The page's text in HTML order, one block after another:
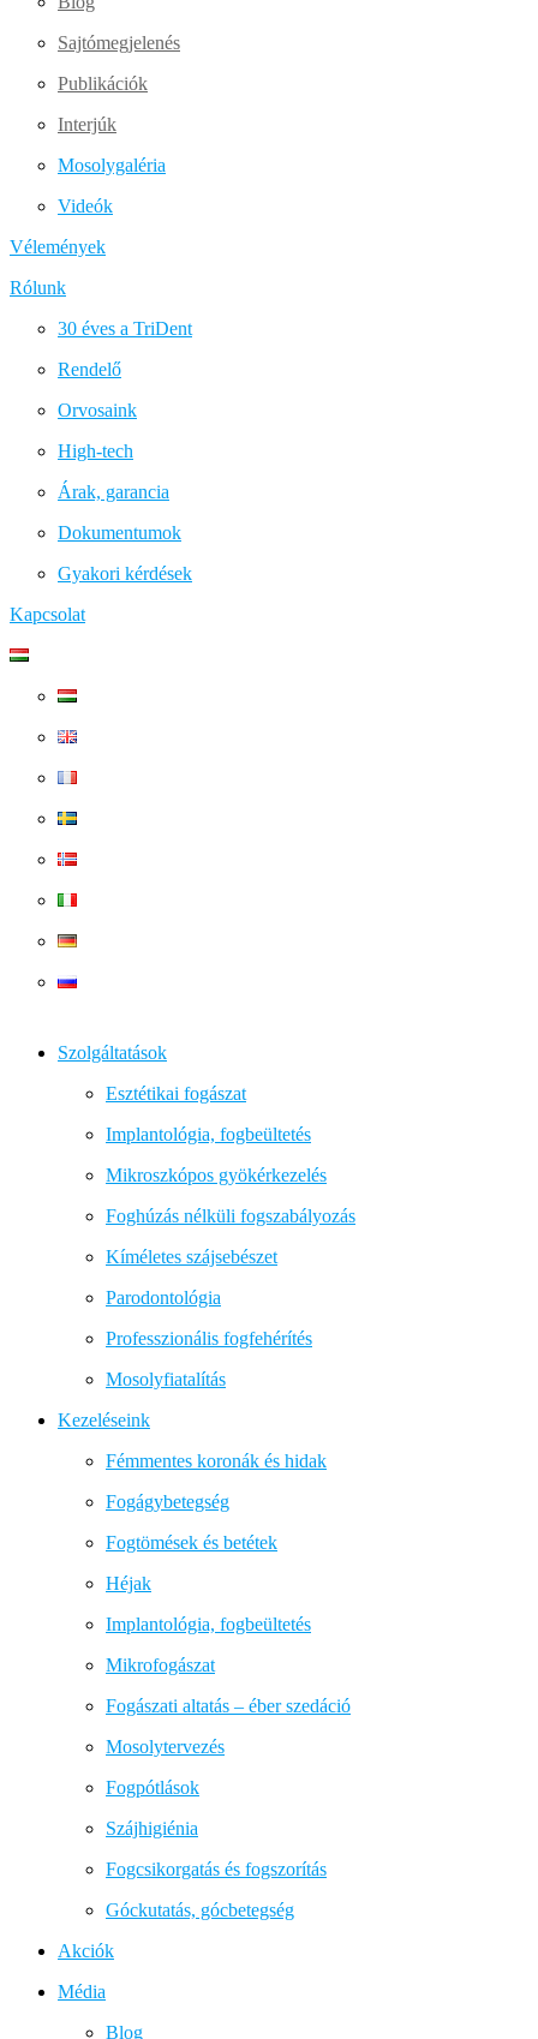
Sajtómegjelenés
Publikációk
Interjúk
Mosolygaléria
Videók
Vélemények
Rólunk
30 éves a TriDent
Rendelő
Orvosaink
High-tech
Árak, garancia
Dokumentumok
Gyakori kérdések
Kapcsolat
Szolgáltatások
Esztétikai fogászat
Implantológia, fogbeültetés
Mikroszkópos gyökérkezelés
Foghúzás nélküli fogszabályozás
Kíméletes szájsebészet
Parodontológia
Professzionális fogfehérítés
Mosolyfiatalítás
Kezeléseink
Fémmentes koronák és hidak
Fogágybetegség
Fogtömések és betétek
Héjak
Implantológia, fogbeültetés
Mikrofogászat
Fogászati altatás – éber szedáció
Mosolytervezés
Fogpótlások
Szájhigiénia
Fogcsikorgatás és fogszorítás
Góckutatás, gócbetegség
Akciók
Média
Blog